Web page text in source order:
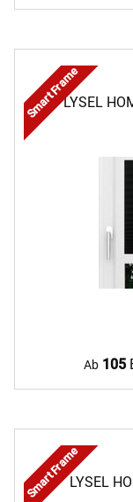
LYSEL
Smart Frame
Ab 105
LYSEL
Smart Frame